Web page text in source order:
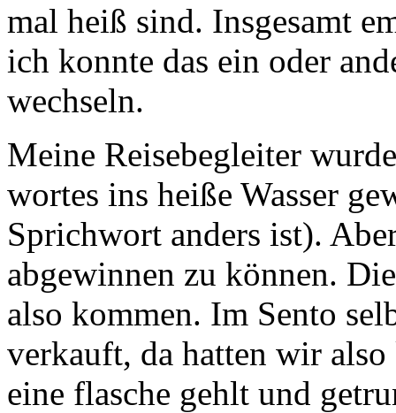
mal heiß sind. Insgesamt
ich konnte das ein oder
wechseln.
Meine Reisebegleiter
wortes ins heiße Wasser
Sprichwort anders ist).
abgewinnen zu können.
also kommen. Im Sento
verkauft, da hatten wir
eine flasche gehlt und